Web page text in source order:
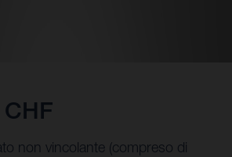
CHF
non vincolante (compreso di